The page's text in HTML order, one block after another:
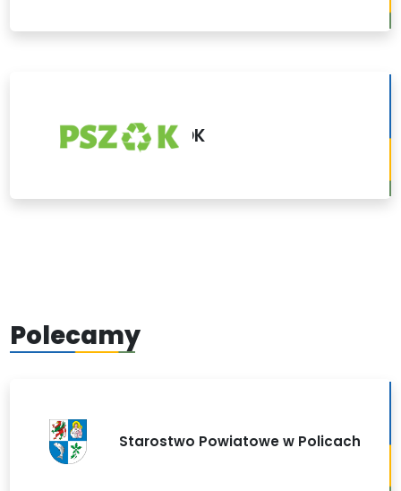
PSZOK
Polecamy
Starostwo Powiatowe w Policach